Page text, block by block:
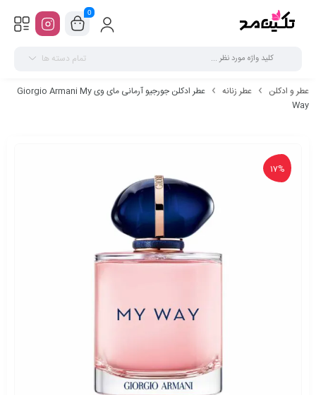
0
تمام دسته ها
عطر و ادکلن عطر زنانه
عطر ادکلن جورجیو آرمانی مای وی Giorgio Armani My
Way
17%